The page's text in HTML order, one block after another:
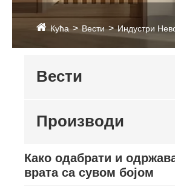
Кућа Вести Индустри
Вести
Производи
Како одабрати и
врата са сувом бојом